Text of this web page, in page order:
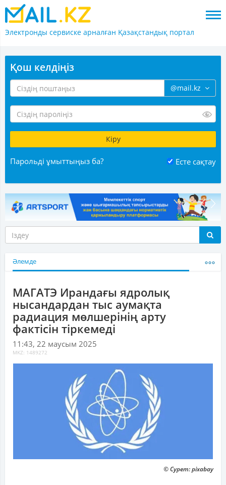
Электронды сервиске арналған Қазақстандық портал
Қош келдіңіз
@mail.kz
Парольді ұмыттыңыз ба? Есте сақтау
Әлемде
МАГАТЭ Ирандағы ядролық
нысандардан тыс аумақта
радиация мөлшерінің арту
фактісін тіркемеді
11:43, 22 маусым 2025
MKZ: 1489272
© Сурет: pixabay